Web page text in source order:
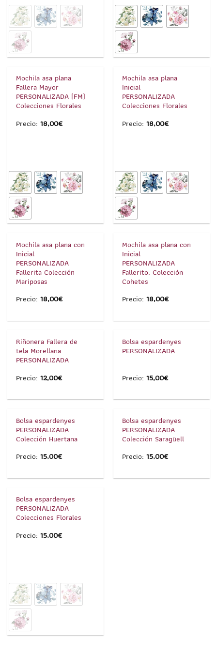
1/5
Mochila asa plana
Fallera Mayor
PERSONALIZADA (FM)
Colecciones Florales
Precio:18,00€
1/5
Mochila asa plana
Inicial
PERSONALIZADA
Colecciones Florales
Precio:18,00€
1/2
Mochila asa plana con
Inicial
PERSONALIZADA
Fallerita Colección
Mariposas
Precio:18,00€
1/2
Mochila asa plana con
Inicial
PERSONALIZADA
Fallerito. Colección
Cohetes
Precio:18,00€
1/3
Riñonera Fallera de
tela Morellana
PERSONALIZADA
Precio:12,00€
1/1
Bolsa espardenyes
PERSONALIZADA
Precio:15,00€
1/2
Bolsa espardenyes
PERSONALIZADA
Colección Huertana
Precio:15,00€
1/2
Bolsa espardenyes
PERSONALIZADA
Colección Saragüell
Precio:15,00€
1/5
Bolsa espardenyes
PERSONALIZADA
Colecciones Florales
Precio:15,00€